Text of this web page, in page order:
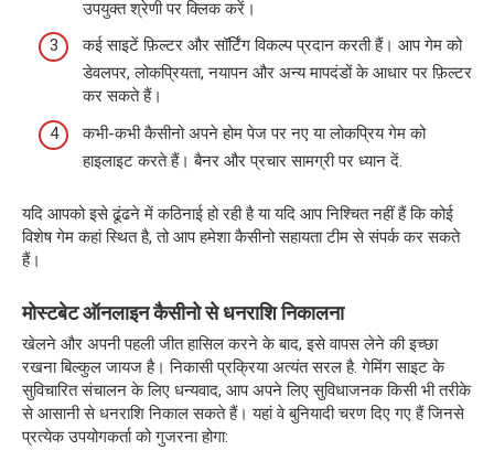
उपयुक्त श्रेणी पर क्लिक करें।
कई साइटें फ़िल्टर और सॉर्टिंग विकल्प प्रदान करती हैं। आप गेम को
डेवलपर, लोकप्रियता, नयापन और अन्य मापदंडों के आधार पर फ़िल्टर
कर सकते हैं।
कभी-कभी कैसीनो अपने होम पेज पर नए या लोकप्रिय गेम को
हाइलाइट करते हैं। बैनर और प्रचार सामग्री पर ध्यान दें.
यदि आपको इसे ढूंढने में कठिनाई हो रही है या यदि आप निश्चित नहीं हैं कि कोई
विशेष गेम कहां स्थित है, तो आप हमेशा कैसीनो सहायता टीम से संपर्क कर सकते
हैं।
मोस्टबेट ऑनलाइन कैसीनो से धनराशि निकालना
खेलने और अपनी पहली जीत हासिल करने के बाद, इसे वापस लेने की इच्छा
रखना बिल्कुल जायज है। निकासी प्रक्रिया अत्यंत सरल है. गेमिंग साइट के
सुविचारित संचालन के लिए धन्यवाद, आप अपने लिए सुविधाजनक किसी भी तरीके
से आसानी से धनराशि निकाल सकते हैं। यहां वे बुनियादी चरण दिए गए हैं जिनसे
प्रत्येक उपयोगकर्ता को गुजरना होगा: